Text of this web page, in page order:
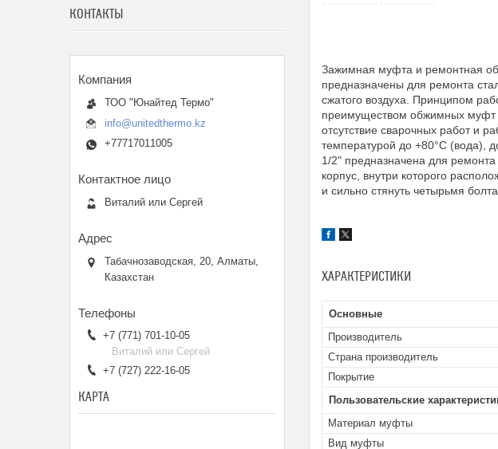
Зажимная муфта и ремонтная
предназначены для ремонта
сжатого воздуха. Принципом
преимуществом обжимных муфт
отсутствие сварочных работ и
температурой до +80°С (вода),
1/2" предназначена для
корпус, внутри которого
и сильно стянуть четырьмя
ХАРАКТЕРИСТИКИ
Основные
Производитель
Страна производитель
Покрытие
Пользовательские
Материал муфты
Вид муфты
КОНТАКТЫ
ТОО "Юнайтед Термо"
info@unitedthermo.kz
+77717011005
Виталий или Сергей
Табачнозаводская, 20, Алматы,
Казахстан
+7 (771) 701-10-05
Виталий или Сергей
+7 (727) 222-16-05
КАРТА